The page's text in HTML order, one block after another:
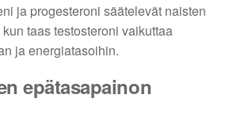
ja progesteroni säätelevät naisten
taas testosteroni vaikuttaa
ja energiatasoihin.
epätasapainon